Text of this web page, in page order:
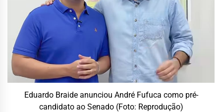
Eduardo Braide anunciou André Fufuca como pré-
candidato ao Senado (Foto: Reprodução)